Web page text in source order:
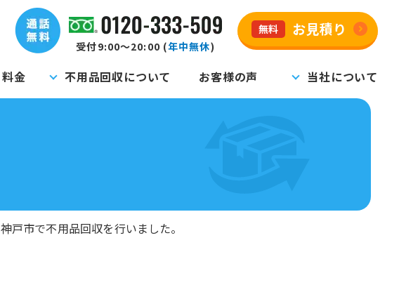
受付9:00～20:00 (年中無休)
無料 お見積り
料金 不用品回収について お客様の声 当社について
神戸市で不用品回収を行いました。